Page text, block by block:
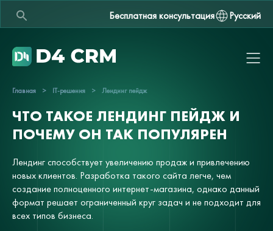
Бесплатная консультация Русский
Главная > IT-решения > Лендинг пейдж
ЧТО ТАКОЕ ЛЕНДИНГ ПЕЙДЖ И
ПОЧЕМУ ОН ТАК ПОПУЛЯРЕН
Лендинг способствует увеличению продаж и привлечению
новых клиентов. Разработка такого сайта легче, чем
создание полноценного интернет-магазина, однако данный
формат решает ограниченный круг задач и не подходит для
всех типов бизнеса.